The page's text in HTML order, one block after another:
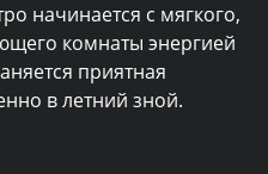
начинается с мягкого,
комнаты энергией
приятная
в летний зной.